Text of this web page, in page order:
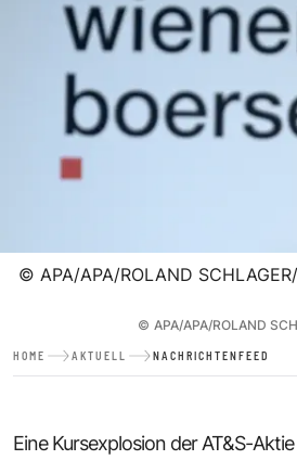
© APA/APA/ROLAND
© APA/APA/ROLAND
HOME AKTUELL NACHRICHTENFEED
Eine Kursexplosion der AT&S-